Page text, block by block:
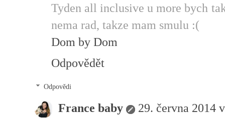
Tyden all inclusive u more bych
nema rad, takze mam smulu :(
Dom by Dom
Odpovědět
Odpovědi
France baby
29. června 2014